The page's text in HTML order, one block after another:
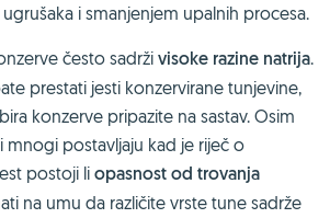
i smanjenjem upalnih procesa.
često sadrži visoke razine natrija.
prestati jesti konzervirane tunjevine,
konzerve pripazite na sastav. Osim
mnogi postavljaju kad je riječ o
postoji liopasnost od trovanja
na umu da različite vrste tune sadrže